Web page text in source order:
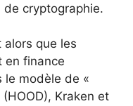
de cryptographie.
alors que les
en finance
le modèle de «
Kraken et